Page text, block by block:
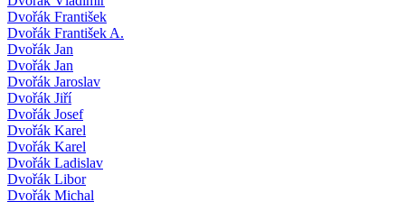
Dvořák František
Dvořák František A.
Dvořák Jan
Dvořák Jan
Dvořák Jaroslav
Dvořák Jiří
Dvořák Josef
Dvořák Karel
Dvořák Karel
Dvořák Ladislav
Dvořák Libor
Dvořák Michal